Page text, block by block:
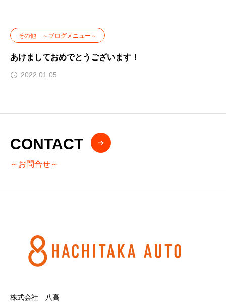
その他 ～ブログメニュー～
あけましておめでとうございます！
2022.01.05
CONTACT
～お問合せ～
株式会社 八高